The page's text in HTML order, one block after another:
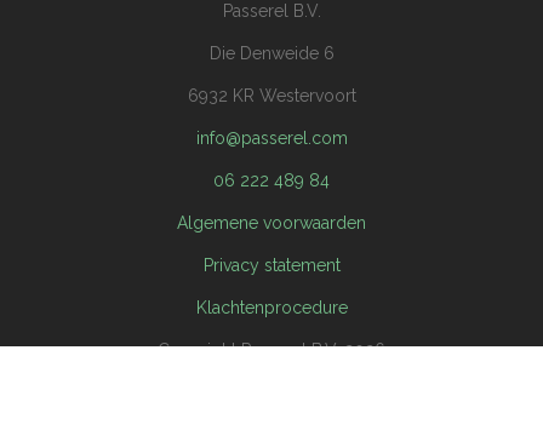
Passerel B.V.
Die Denweide 6
6932 KR Westervoort
info@passerel.com
06 222 489 84
Algemene voorwaarden
Privacy statement
Klachtenprocedure
Copyright Passerel B.V. 2026